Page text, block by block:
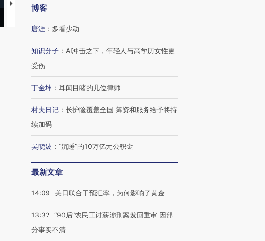
【推广】走进第四届链博
会，让数智科技“链”接产
博客
唐涯 ： 多看少动
知识分子 ： AI冲击之下，年轻人与高学历女性更
受伤
丁金坤 ： 耳闻目睹的几位律师
村夫日记 ： 长护险覆盖全国 筹资和服务给予将持
续加码
吴晓波 ： “沉睡”的10万亿元公积金
最新文章
14:09 美日联合干预汇率，为何影响了黄金
13:32 “90后”农民工讨薪涉刑案发回重审 因部
分事实不清